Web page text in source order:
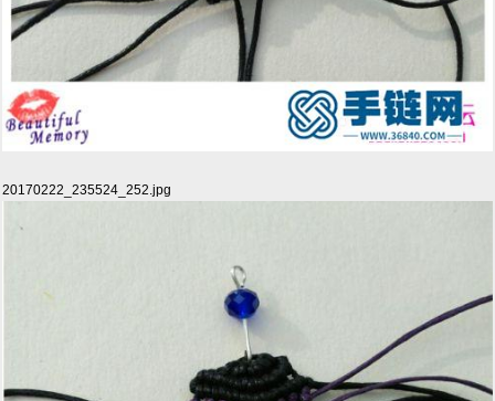
20170222_235524_252.jpg